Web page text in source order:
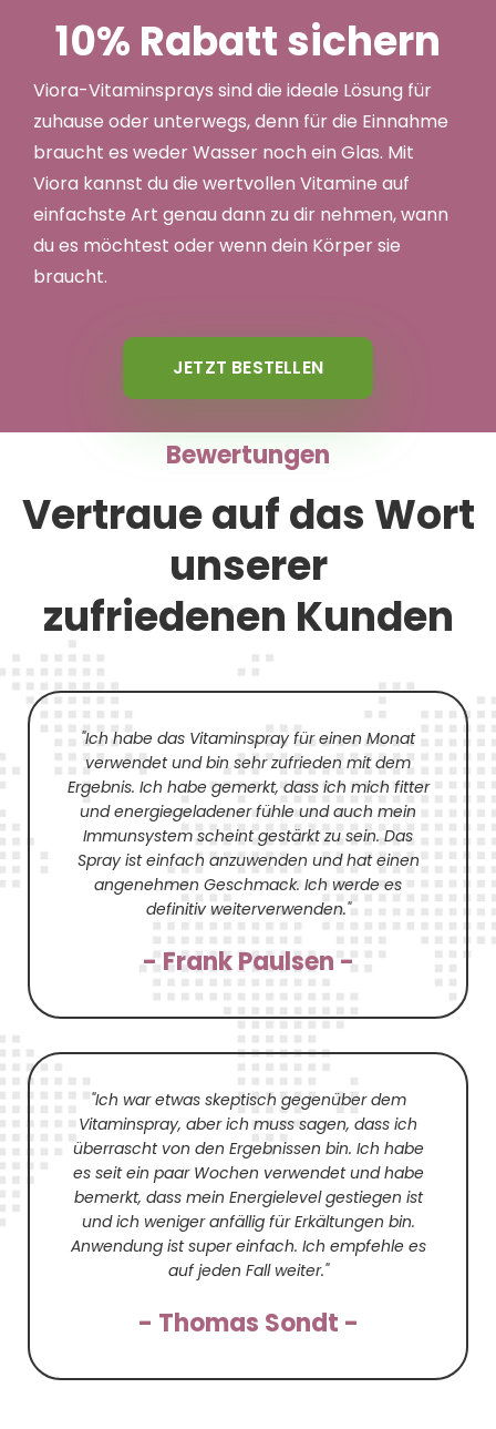
10% Rabatt sichern
Viora-Vitaminsprays sind die ideale Lösung für
zuhause oder unterwegs, denn für die Einnahme
braucht es weder Wasser noch ein Glas. Mit
Viora kannst du die wertvollen Vitamine auf
einfachste Art genau dann zu dir nehmen, wann
du es möchtest oder wenn dein Körper sie
braucht.
JETZT BESTELLEN
Bewertungen
Vertraue auf das Wort
unserer
zufriedenen Kunden
"Ich habe das Vitaminspray für einen Monat
verwendet und bin sehr zufrieden mit dem
Ergebnis. Ich habe gemerkt, dass ich mich fitter
und energiegeladener fühle und auch mein
Immunsystem scheint gestärkt zu sein. Das
Spray ist einfach anzuwenden und hat einen
angenehmen Geschmack. Ich werde es
definitiv weiterverwenden."
- Frank Paulsen -
"Ich war etwas skeptisch gegenüber dem
Vitaminspray, aber ich muss sagen, dass ich
überrascht von den Ergebnissen bin. Ich habe
es seit ein paar Wochen verwendet und habe
bemerkt, dass mein Energielevel gestiegen ist
und ich weniger anfällig für Erkältungen bin.
Anwendung ist super einfach. Ich empfehle es
auf jeden Fall weiter."
- Thomas Sondt -